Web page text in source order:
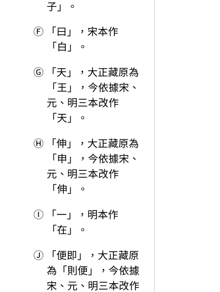
子」。
Ⓕ
「曰」，宋本作
「白」。
Ⓖ
「天」，大正藏原為
「王」，今依據宋、
元、明三本改作
「天」。
Ⓗ
「伸」，大正藏原為
「申」，今依據宋、
元、明三本改作
「伸」。
Ⓘ
「一」，明本作
「在」。
Ⓙ
「便即」，大正藏原
為「則便」，今依據
宋、元、明三本改作